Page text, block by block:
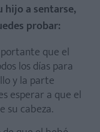
hijo a sentarse,
probar:
que el
los días para
y la parte
esperar a que el
su cabeza.